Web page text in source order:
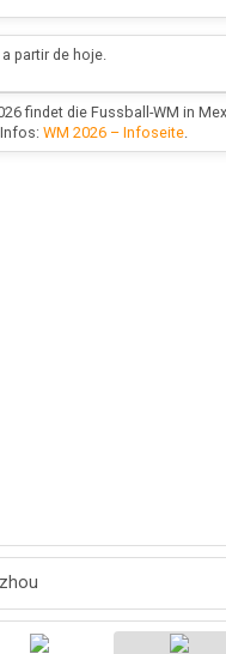
partir de hoje.
findet die Fussball-WM in
WM 2026 – Infoseite.